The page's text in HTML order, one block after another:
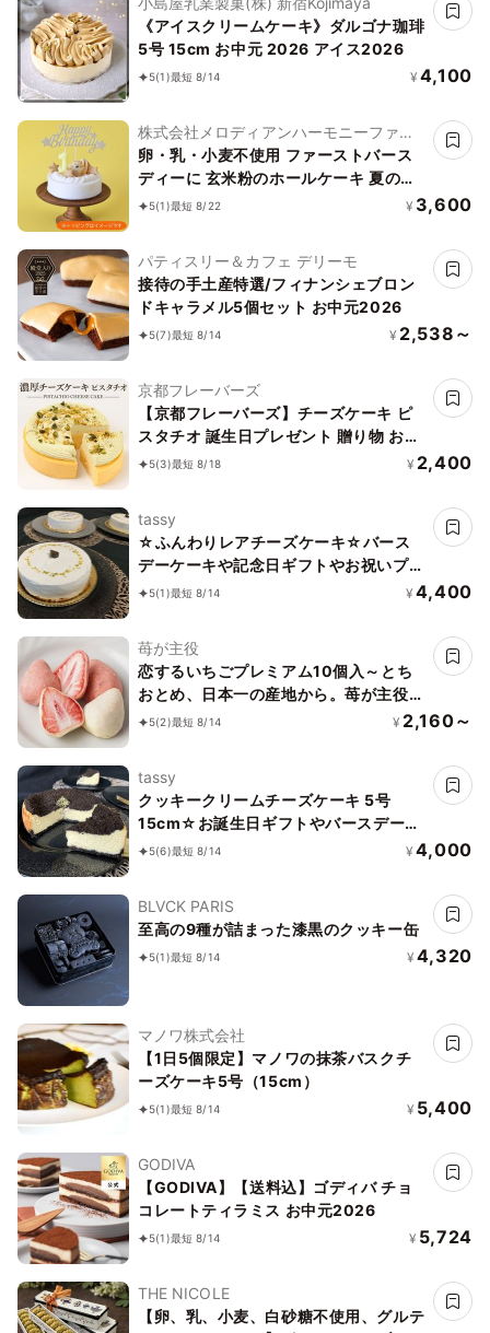
《アイスクリームケーキ》ダルゴナ珈琲
5号 15cm お中元 2026 アイス2026
5(1)最短 8/14 ¥ 4,100
株式会社メロディアンハーモニーファイ
ン
卵・乳・小麦不使用 ファーストバース
ディーに 玄米粉のホールケーキ 夏の贈
り物に
5(1)最短 8/22 ¥ 3,600
パティスリー＆カフェ デリーモ
接待の手土産特選/フィナンシェブロン
ドキャラメル5個セット お中元2026
5(7)最短 8/14 ¥ 2,538～
京都フレーバーズ
【京都フレーバーズ】チーズケーキ ピ
スタチオ 誕生日プレゼント 贈り物 お中
元2026
5(3)最短 8/18 ¥ 2,400
tassy
☆ふんわりレアチーズケーキ☆バース
デーケーキや記念日ギフトやお祝いプレ
ゼントにも♪ 5号/
5(1)最短 8/14 ¥ 4,400
苺が主役
恋するいちごプレミアム10個入～とち
おとめ、日本一の産地から。苺が主役
の美味しいお菓子～お中元・夏ギフト
5(2)最短 8/14 ¥ 2,160～
tassy
クッキークリームチーズケーキ 5号
15cm☆お誕生日ギフトやバースデーケ
ーキやお祝いプレゼントにも☆
5(6)最短 8/14 ¥ 4,000
BLVCK PARIS
至高の9種が詰まった漆黒のクッキー缶
5(1)最短 8/14 ¥ 4,320
マノワ株式会社
【1日5個限定】マノワの抹茶バスクチ
ーズケーキ5号（15cm）
5(1)最短 8/14 ¥ 5,400
GODIVA
【GODIVA】【送料込】ゴディバ チョ
コレートティラミス お中元2026
5(1)最短 8/14 ¥ 5,724
THE NICOLE
【卵、乳、小麦、白砂糖不使用、グルテ